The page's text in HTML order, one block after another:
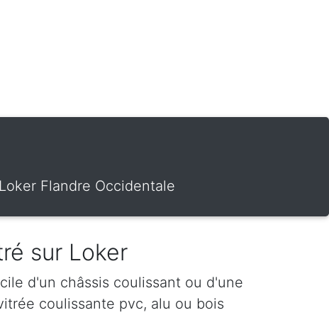
Flandre Occidentale
sur Loker
d'un châssis coulissant ou d'une
coulissante pvc, alu ou bois